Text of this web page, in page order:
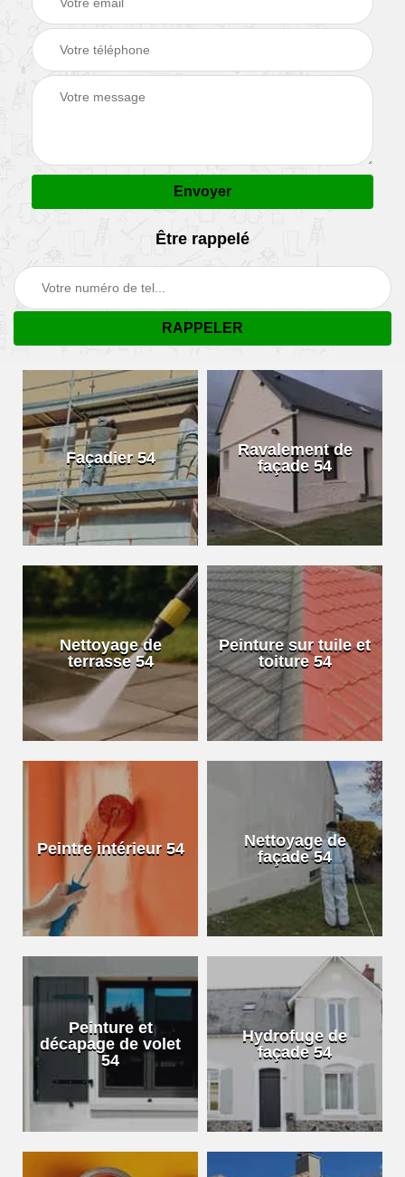
Être rappelé
Façadier 54
Ravalement de
façade 54
Nettoyage de
terrasse 54
Peinture sur tuile et
toiture 54
Peintre intérieur 54
Nettoyage de
façade 54
Peinture et
décapage de volet
54
Hydrofuge de
façade 54